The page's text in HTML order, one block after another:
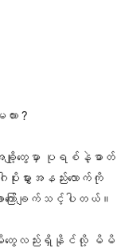
ား ?
ချို့တွေမှာ ပုရစ်နဲ့ဓာတ်
းမွှားအနည်းလောက်ကို
ော်ချက်သင့်ပါတယ်။
မျိုးတွေလည်းရှိနိုင်လို့ မိမိ